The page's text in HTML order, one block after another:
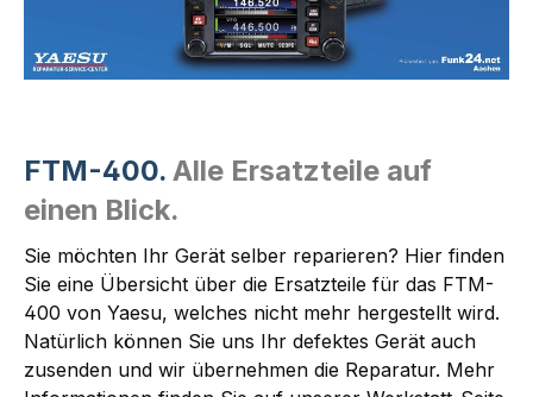
FTM-400. Alle Ersatzteile auf
einen Blick.
Sie möchten Ihr Gerät selber reparieren? Hier finden
Sie eine Übersicht über die Ersatzteile für das FTM-
400 von Yaesu, welches nicht mehr hergestellt wird.
Natürlich können Sie uns Ihr defektes Gerät auch
zusenden und wir übernehmen die Reparatur. Mehr